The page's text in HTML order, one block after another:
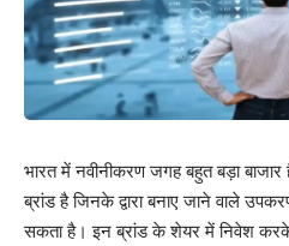
भारत में नवीनीकरण जगह बहुत बड़ा
ब्रांड है जिनके द्वारा बनाए जाने वाले
सकता है। इन ब्रांड के शेयर में निवेश